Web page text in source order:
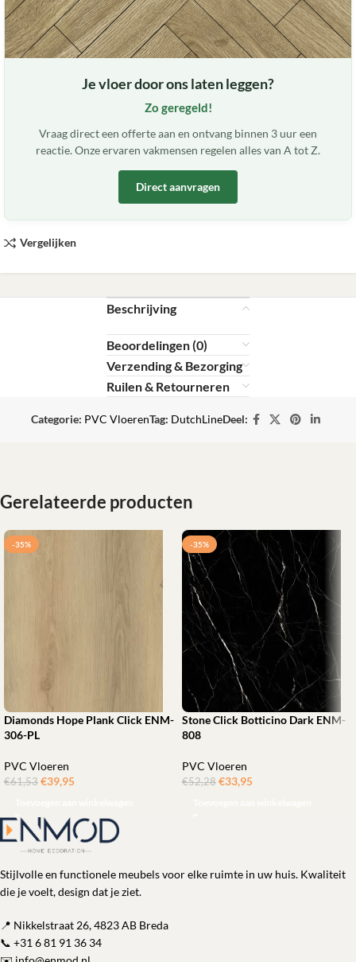
Je vloer door ons laten leggen?
Zo geregeld!
Vraag direct een offerte aan en ontvang binnen 3 uur een
reactie. Onze ervaren vakmensen regelen alles van A tot Z.
Direct aanvragen
Vergelijken
Beschrijving
Beoordelingen (0)
Verzending & Bezorging
Ruilen & Retourneren
Categorie: PVC VloerenTag: DutchLineDeel:
Gerelateerde producten
-35%
Diamonds Hope Plank Click ENM-
306-PL
PVC Vloeren
€61,53 €39,95
-35%
Stone Click Botticino Dark ENM-
808
PVC Vloeren
€52,28 €33,95
Stijlvolle en functionele meubels voor elke ruimte in uw huis. Kwaliteit
die je voelt, design dat je ziet.
📍 Nikkelstraat 26, 4823 AB Breda
📞 +31 6 81 91 36 34